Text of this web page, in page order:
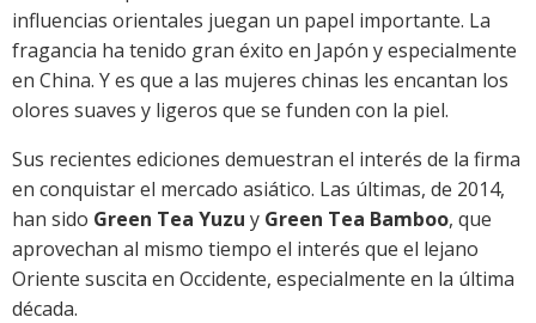
influencias orientales juegan un papel importante. La
fragancia ha tenido gran éxito en Japón y especialmente
en China. Y es que a las mujeres chinas les encantan los
olores suaves y ligeros que se funden con la piel.
Sus recientes ediciones demuestran el interés de la firma
en conquistar el mercado asiático. Las últimas, de 2014,
han sido Green Tea Yuzu y Green Tea Bamboo, que
aprovechan al mismo tiempo el interés que el lejano
Oriente suscita en Occidente, especialmente en la última
década.